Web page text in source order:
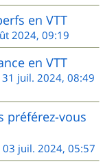
en VTT
2024, 09:19
en VTT
31 juil. 2024, 08:49
préférez-vous
03 juil. 2024, 05:57